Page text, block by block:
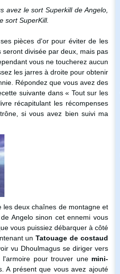
avez le sort Superkill de Angelo,
sort SuperKill.
pièces d'or pour éviter de les
divisée par deux, mais pas
vous ne toucherez aucun
les jarres à droite pour obtenir
Répondez que vous avez des
suivante dans « Tout sur les
récapitulant les récompenses
si vous avez bien suivi ma
les deux chaînes de montagne et
Angelo sinon cet ennemi vous
vous puissiez débarquer à côté
unTatouage de costaud
vu Dhoulmagus se diriger vers
pour trouver une mini-
A présent que vous avez ajouté